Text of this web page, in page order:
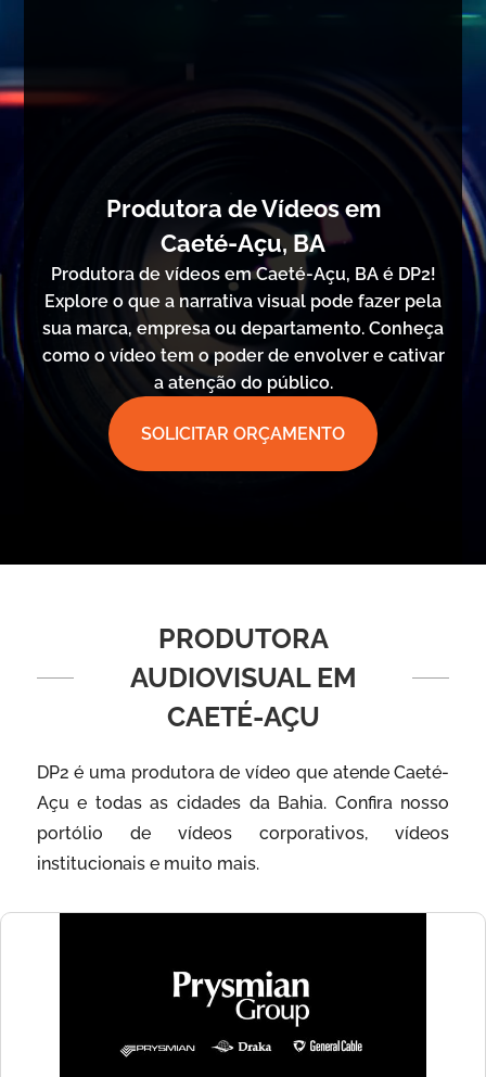
Produtora de Vídeos em
Caeté-Açu, BA
Produtora de vídeos em Caeté-Açu, BA é DP2!
Explore o que a narrativa visual pode fazer pela
sua marca, empresa ou departamento. Conheça
como o vídeo tem o poder de envolver e cativar
a atenção do público.
SOLICITAR ORÇAMENTO
PRODUTORA
AUDIOVISUAL EM
CAETÉ-AÇU
DP2 é uma produtora de vídeo que atende Caeté-
Açu e todas as cidades da Bahia. Confira nosso
portólio de vídeos corporativos, vídeos
institucionais e muito mais.